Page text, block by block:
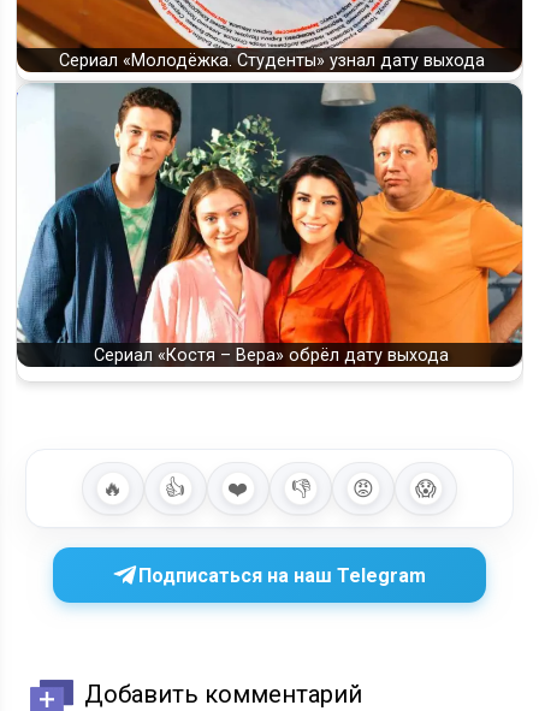
Сериал «Молодёжка. Студенты» узнал дату выхода
Сериал «Костя – Вера» обрёл дату выхода
🔥 👍 ❤️ 👎 😡 😱
Подписаться на наш Telegram
Добавить комментарий